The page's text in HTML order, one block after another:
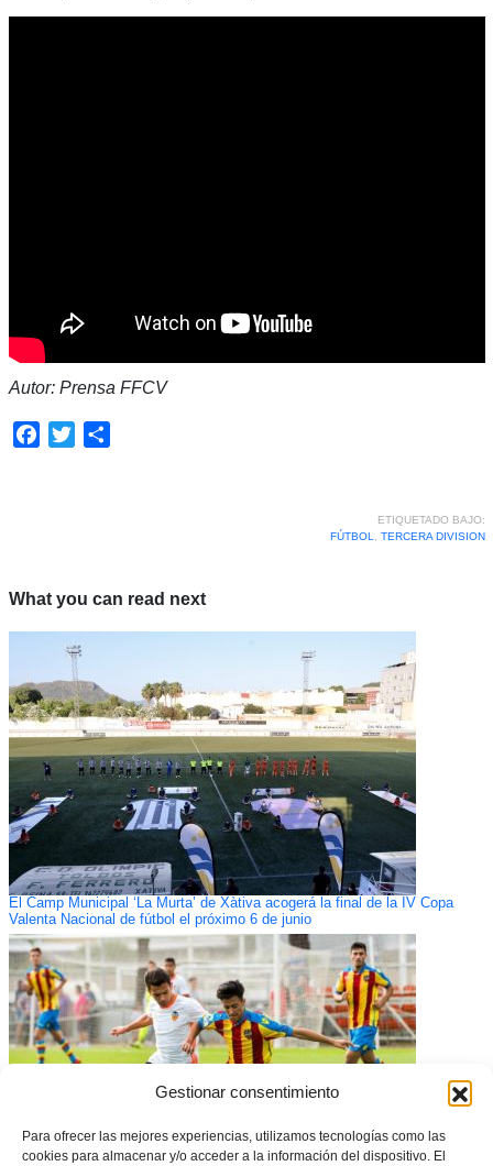
Gestionar consentimiento
Para ofrecer las mejores experiencias, utilizamos tecnologías como las
cookies para almacenar y/o acceder a la información del dispositivo. El
Autor: Prensa FFCV
Facebook
Twitter
ETIQUETADO BAJO:
FÚTBOL
TERCERA DIVISION
What you can read next
El Camp Municipal ‘La Murta’ de Xàtiva acogerá la final de la IV Copa
Valenta Nacional de fútbol el próximo 6 de junio